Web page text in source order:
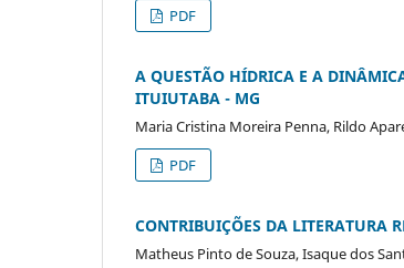
PDF
A QUESTÃO HÍDRICA E A
ITUIUTABA - MG
Maria Cristina Moreira Penna, Rildo
PDF
CONTRIBUIÇÕES DA LITERATURA
Matheus Pinto de Souza, Isaque dos